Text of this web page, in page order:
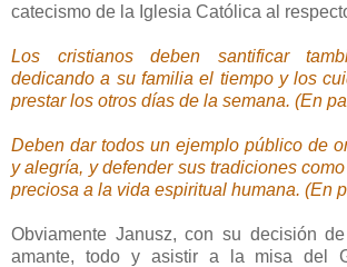
catecismo de la Iglesia Católica al
Los cristianos deben santificar
dedicando a su familia el tiempo y los
prestar los otros días de la semana. (En
Deben dar todos un ejemplo público de
y alegría, y defender sus tradiciones
preciosa a la vida espiritual humana. (En
Obviamente Janusz, con su decisión
amante, todo y asistir a la misa del